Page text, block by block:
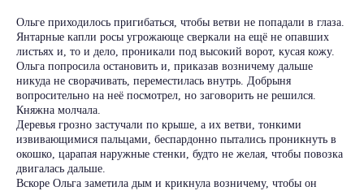
Ольге приходилось пригибаться, чтобы ветви не попадали в глаза.
Янтарные капли росы угрожающе сверкали на ещё не опавших
листьях и, то и дело, проникали под высокий ворот, кусая кожу.
Ольга попросила остановить и, приказав возничему дальше
никуда не сворачивать, переместилась внутрь. Добрыня
вопросительно на неё посмотрел, но заговорить не решился.
Княжна молчала.
Деревья грозно застучали по крыше, а их ветви, тонкими
извивающимися пальцами, беспардонно пытались проникнуть в
окошко, царапая наружные стенки, будто не желая, чтобы повозка
двигалась дальше.
Вскоре Ольга заметила дым и крикнула возничему, чтобы он